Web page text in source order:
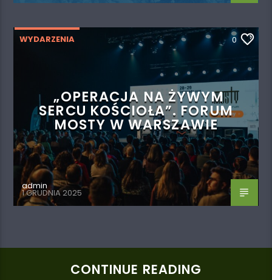
WYDARZENIA 0
„OPERACJA NA ŻYWYM
SERCU KOŚCIOŁA”. FORUM
MOSTY W WARSZAWIE
admin
1 GRUDNIA 2025
CONTINUE READING